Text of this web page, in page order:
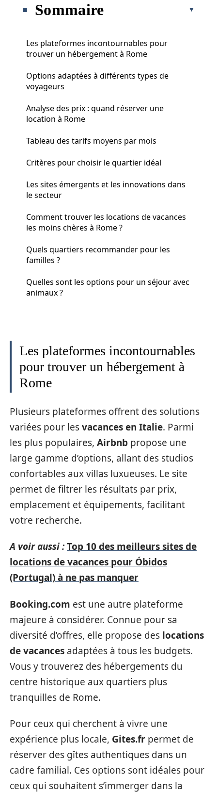
Sommaire
Les plateformes incontournables pour
trouver un hébergement à Rome
Options adaptées à différents types de
voyageurs
Analyse des prix : quand réserver une
location à Rome
Tableau des tarifs moyens par mois
Critères pour choisir le quartier idéal
Les sites émergents et les innovations dans
le secteur
Comment trouver les locations de vacances
les moins chères à Rome ?
Quels quartiers recommander pour les
familles ?
Quelles sont les options pour un séjour avec
animaux ?
Les plateformes incontournables
pour trouver un hébergement à
Rome
Plusieurs plateformes offrent des solutions
variées pour lesvacances en Italie. Parmi
les plus populaires, Airbnb propose une
large gamme d’options, allant des studios
confortables aux villas luxueuses. Le site
permet de filtrer les résultats par prix,
emplacement et équipements, facilitant
votre recherche.
A voir aussi :Top 10 des meilleurs sites de
locations de vacances pour Óbidos
(Portugal) à ne pas manquer
Booking.com est une autre plateforme
majeure à considérer. Connue pour sa
diversité d’offres, elle propose des locations
de vacances adaptées à tous les budgets.
Vous y trouverez des hébergements du
centre historique aux quartiers plus
tranquilles de Rome.
Pour ceux qui cherchent à vivre une
expérience plus locale, Gites.fr permet de
réserver des gîtes authentiques dans un
cadre familial. Ces options sont idéales pour
ceux qui souhaitent s’immerger dans la